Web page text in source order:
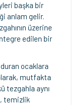
başka bir
anlam gelir.
üzerine
edilen bir
ocaklara
mutfakta
tezgahla aynı
temizlik